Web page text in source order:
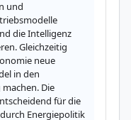
und
die Intelligenz
Gleichzeitig
neue
in den
Die
für die
Energiepolitik